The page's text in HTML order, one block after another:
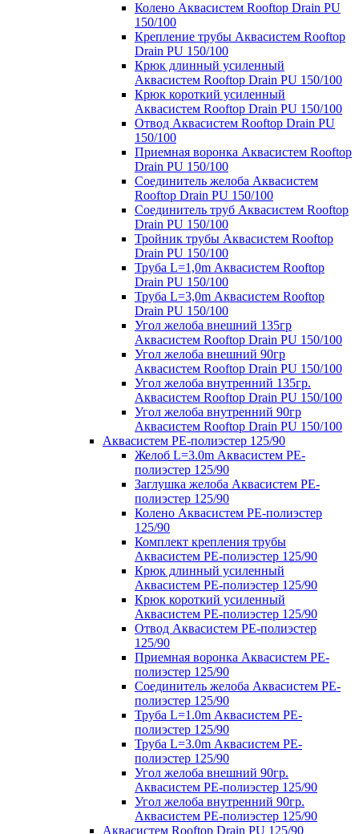
Колено Аквасистем Rooftop Drain PU
150/100
Крепление трубы Аквасистем Rooftop
Drain PU 150/100
Крюк длинный усиленный
Аквасистем Rooftop Drain PU 150/100
Крюк короткий усиленный
Аквасистем Rooftop Drain PU 150/100
Отвод Аквасистем Rooftop Drain PU
150/100
Приемная воронка Аквасистем Rooftop
Drain PU 150/100
Соединитель желоба Аквасистем
Rooftop Drain PU 150/100
Соединитель труб Аквасистем Rooftop
Drain PU 150/100
Тройник трубы Аквасистем Rooftop
Drain PU 150/100
Труба L=1,0m Аквасистем Rooftop
Drain PU 150/100
Труба L=3,0m Аквасистем Rooftop
Drain PU 150/100
Угол желоба внешний 135гр
Аквасистем Rooftop Drain PU 150/100
Угол желоба внешний 90гр
Аквасистем Rooftop Drain PU 150/100
Угол желоба внутренний 135гр.
Аквасистем Rooftop Drain PU 150/100
Угол желоба внутренний 90гр
Аквасистем Rooftop Drain PU 150/100
Аквасистем PE-полиэстер 125/90
Желоб L=3.0m Аквасистем PE-
полиэстер 125/90
Заглушка желоба Аквасистем PE-
полиэстер 125/90
Колено Аквасистем PE-полиэстер
125/90
Комплект крепления трубы
Аквасистем PE-полиэстер 125/90
Крюк длинный усиленный
Аквасистем PE-полиэстер 125/90
Крюк короткий усиленный
Аквасистем PE-полиэстер 125/90
Отвод Аквасистем РЕ-полиэстер
125/90
Приемная воронка Аквасистем PE-
полиэстер 125/90
Соединитель желоба Аквасистем PE-
полиэстер 125/90
Труба L=1.0m Аквасистем PE-
полиэстер 125/90
Труба L=3.0m Аквасистем PE-
полиэстер 125/90
Угол желоба внешний 90гр.
Аквасистем PE-полиэстер 125/90
Угол желоба внутренний 90гр.
Аквасистем PE-полиэстер 125/90
Аквасистем Rooftop Drain PU 125/90